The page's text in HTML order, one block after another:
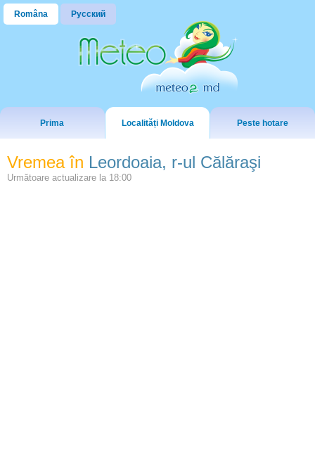
Româna Русский
Prima Localități Moldova Peste hotare
Vremea în Leordoaia, r-ul Călăraşi
Următoare actualizare la 18:00